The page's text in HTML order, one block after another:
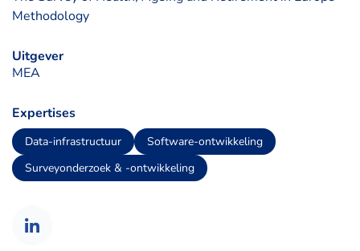
Methodology
Uitgever
MEA
Expertises
Data-infrastructuur
Software-ontwikkeling
Surveyonderzoek & -ontwikkeling